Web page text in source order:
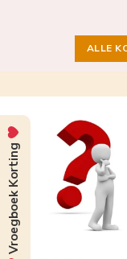
ALLE
Vroegboek Korting